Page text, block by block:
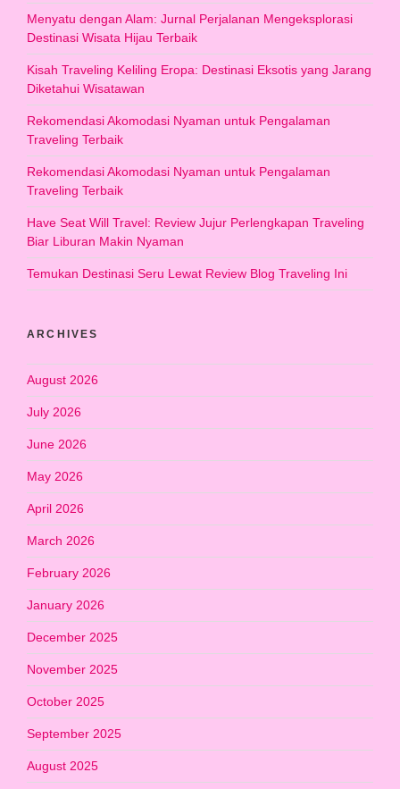
Menyatu dengan Alam: Jurnal Perjalanan Mengeksplorasi
Destinasi Wisata Hijau Terbaik
Kisah Traveling Keliling Eropa: Destinasi Eksotis yang Jarang
Diketahui Wisatawan
Rekomendasi Akomodasi Nyaman untuk Pengalaman
Traveling Terbaik
Rekomendasi Akomodasi Nyaman untuk Pengalaman
Traveling Terbaik
Have Seat Will Travel: Review Jujur Perlengkapan Traveling
Biar Liburan Makin Nyaman
Temukan Destinasi Seru Lewat Review Blog Traveling Ini
ARCHIVES
August 2026
July 2026
June 2026
May 2026
April 2026
March 2026
February 2026
January 2026
December 2025
November 2025
October 2025
September 2025
August 2025